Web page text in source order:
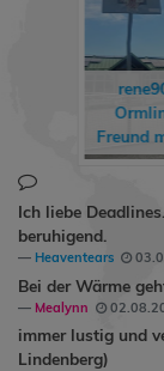
als
Ich liebe
beruhigend.
Heaventears
Bei der Wärme
Mealynn
immer lustig und
Lindenberg)